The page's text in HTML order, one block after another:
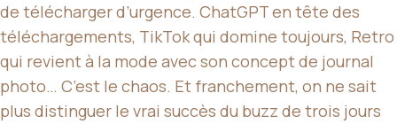
de télécharger d’urgence. ChatGPT en tête des
téléchargements, TikTok qui domine toujours, Retro
qui revient à la mode avec son concept de journal
photo… C’est le chaos. Et franchement, on ne sait
plus distinguer le vrai succès du buzz de trois jours